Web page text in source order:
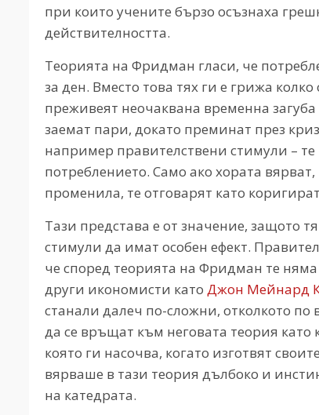
при които учените бързо осъзнаха
действителността.
Теорията на Фридман гласи, че
за ден. Вместо това тях ги е грижа
преживеят неочаквана временна
заемат пари, докато преминат през
например правителствени стимули –
потреблението. Само ако хората
променила, те отговарят като
Тази представа е от значение, защото
стимули да имат особен ефект.
че според теорията на Фридман те
други икономисти като Джон Мейнард
станали далеч по-сложни, отколкото
да се връщат към неговата теория
която ги насочва, когато изготвят
вярваше в тази теория дълбоко и
на катедрата.